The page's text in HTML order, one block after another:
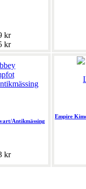
kr
kr
Antikmässing
kr
Empire